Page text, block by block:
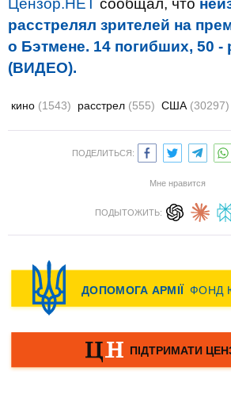
Цензор.НЕТ сообщал, что
расстрелял зрителей на
о Бэтмене. 14 погибших, 50 -
(ВИДЕО).
кино (1543) расстрел (555) США (30297)
ПОДЕЛИТЬСЯ:
Мне нравится
ПОДЫТОЖИТЬ: